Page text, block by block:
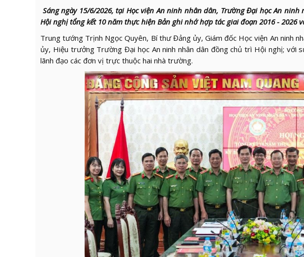
Sáng ngày 15/6/2026, tại Học viện An ninh nhân dân, Trường Đại học An
Hội nghị tổng kết 10 năm thực hiện Bản ghi nhớ hợp tác giai đoạn 2016 - 2026
Trung tướng Trịnh Ngọc Quyên, Bí thư Đảng ủy, Giám đốc Học viện An ninh
ủy, Hiệu trưởng Trường Đại học An ninh nhân dân đồng chủ trì Hội nghị; với
lãnh đạo các đơn vị trực thuộc hai nhà trường.